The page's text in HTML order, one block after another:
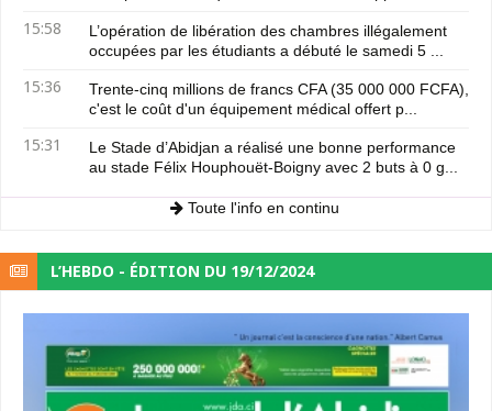
15:58
L’opération de libération des chambres illégalement
occupées par les étudiants a débuté le samedi 5 ...
15:36
Trente-cinq millions de francs CFA (35 000 000 FCFA),
c'est le coût d'un équipement médical offert p...
15:31
Le Stade d’Abidjan a réalisé une bonne performance
au stade Félix Houphouët-Boigny avec 2 buts à 0 g...
Toute l'info en continu
L’HEBDO - ÉDITION DU 19/12/2024